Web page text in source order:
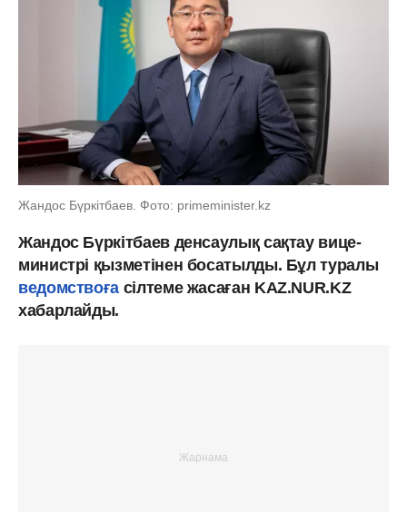
Жандос Бүркітбаев. Фото: primeminister.kz
Жандос Бүркітбаев денсаулық сақтау вице-
министрі қызметінен босатылды. Бұл туралы
ведомствоға сілтеме жасаған KAZ.NUR.KZ
хабарлайды.